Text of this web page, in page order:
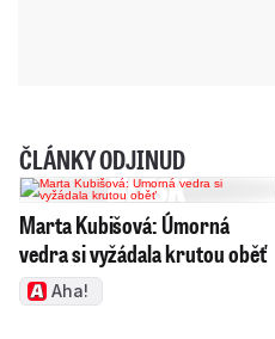
ČLÁNKY ODJINUD
Marta Kubišová: Úmorná
vedra si vyžádala krutou oběť
Aha!